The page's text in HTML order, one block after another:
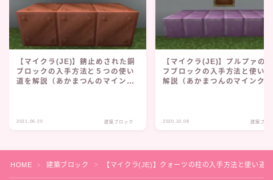
【マイクラ(JE)】錆止めされた銅
ブロックの入手方法と５つの使い
道を解説（あかまつんのマインク
2021.06.20 建築ブロック
【マイクラ(JE)】プルプァの
フブロックの入手方法と使い
解説（あかまつんのマインク
2020.10.08 建築ブロ
HOME ＞ 建築ブロック ＞ 【マイクラ(JE)】クォーツの柱の入手方法と使い道